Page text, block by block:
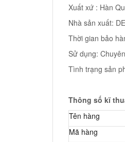
Xuất xứ : Hàn
Nhà sản xuất:
Thời gian bảo
Sử dụng:
Tình trạng sản
Thông số kĩ
Tên hàng
Mã hàng